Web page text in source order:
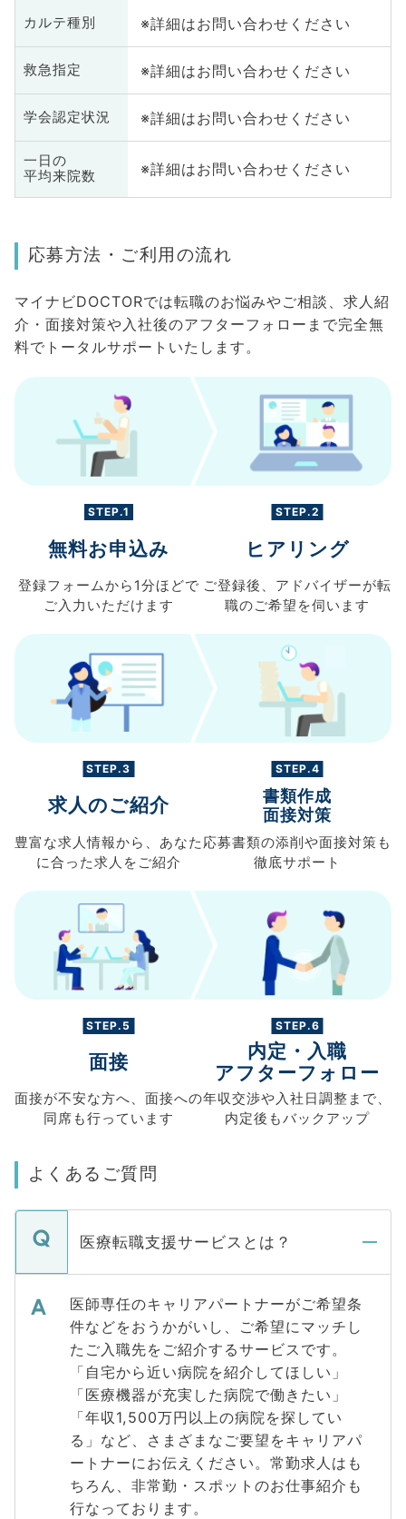
カルテ種別 ※詳細はお問い合わせください
救急指定 ※詳細はお問い合わせください
学会認定状況 ※詳細はお問い合わせください
一日の
平均来院数
※詳細はお問い合わせください
応募方法・ご利用の流れ
マイナビDOCTORでは転職のお悩みやご相談、求人紹
介・面接対策や入社後のアフターフォローまで完全無
料でトータルサポートいたします。
STEP.1
無料お申込み
登録フォームから 1分ほどで
ご入力 いただけます
STEP.2
ヒアリング
ご登録後、 アドバイザーが転
職のご希望を伺います
STEP.3
求人のご紹介
豊富な求人情報から、 あなた
に合った求人を ご紹介
STEP.4
書類作成
面接対策
応募書類の添削や面接対策も
徹底サポート
STEP.5
面接
面接が不安な方へ、 面接への
同席も行っています
STEP.6
内定・入職
アフターフォロー
年収交渉や入社日調整まで、
内定後もバックアップ
よくあるご質問
医療転職支援サービスとは？
医師専任のキャリアパートナーがご希望条
件などをおうかがいし、ご希望にマッチし
たご入職先をご紹介するサービスです。
「自宅から近い病院を紹介してほしい」
「医療機器が充実した病院で働きたい」
「年収1,500万円以上の病院を探してい
る」など、さまざまなご要望をキャリアパ
ートナーにお伝えください。常勤求人はも
ちろん、非常勤・スポットのお仕事紹介も
行なっております。